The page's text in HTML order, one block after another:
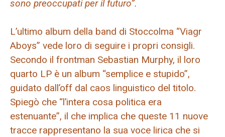
sono preoccupati per il futuro”.
L’ultimo album della band di Stoccolma “Viagr
Aboys” vede loro di seguire i propri consigli.
Secondo il frontman Sebastian Murphy, il loro
quarto LP è un album “semplice e stupido”,
guidato dall’off dal caos linguistico del titolo.
Spiegò che “l’intera cosa politica era
estenuante”, il che implica che queste 11 nuove
tracce rappresentano la sua voce lirica che si